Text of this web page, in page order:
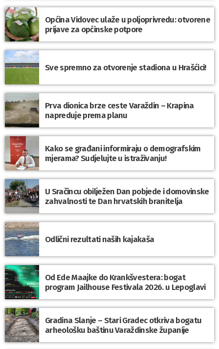
Općina Vidovec ulaže u poljoprivredu: otvorene
prijave za općinske potpore
Sve spremno za otvorenje stadiona u Hrašćici!
Prva dionica brze ceste Varaždin – Krapina
napreduje prema planu
Kako se građani informiraju o demografskim
mjerama? Sudjelujte u istraživanju!
U Sračincu obilježen Dan pobjede i domovinske
zahvalnosti te Dan hrvatskih branitelja
Odlični rezultati naših kajakaša
Od Ede Maajke do Krankšvestera: bogat
program Jailhouse Festivala 2026. u Lepoglavi
Gradina Slanje – Stari Gradec otkriva bogatu
arheološku baštinu Varaždinske županije